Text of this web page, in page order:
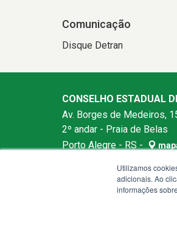
Comunicação
Disque Detran
CONSELHO ESTADUAL
Av. Borges de Medeiros,
2º andar - Praia de Belas
Porto Alegre - RS -
Horários de atendimento:
Utilizamos
adicionais. Ao
informações